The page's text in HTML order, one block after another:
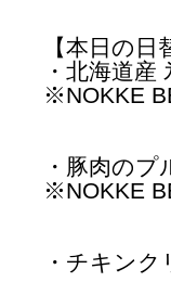
【本日の
・北海道
※NOKKE
・豚肉のプ
※NOKKE
・チキン